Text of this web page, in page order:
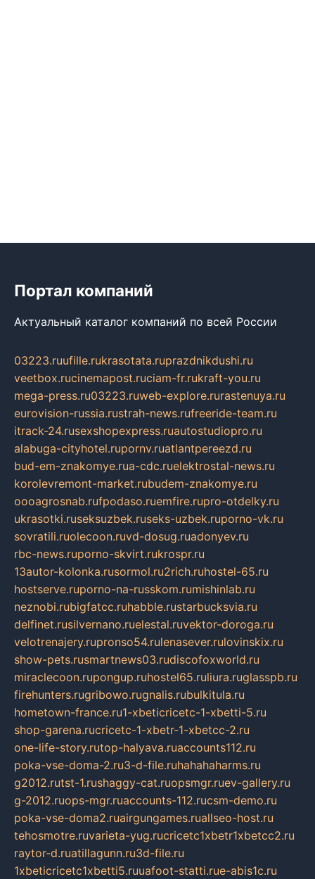
Портал компаний
Актуальный каталог компаний по всей России
03223.ruufille.rukrasotata.ruprazdnikdushi.ru
veetbox.rucinemapost.ruciam-fr.rukraft-you.ru
mega-press.ru03223.ruweb-explore.rurastenuya.ru
eurovision-russia.rustrah-news.rufreeride-team.ru
itrack-24.rusexshopexpress.ruautostudiopro.ru
alabuga-cityhotel.rupornv.ruatlantpereezd.ru
bud-em-znakomye.rua-cdc.ruelektrostal-news.ru
korolevremont-market.rubudem-znakomye.ru
oooagrosnab.rufpodaso.ruemfire.rupro-otdelky.ru
ukrasotki.ruseksuzbek.ruseks-uzbek.ruporno-vk.ru
sovratili.ruolecoon.ruvd-dosug.ruadonyev.ru
rbc-news.ruporno-skvirt.rukrospr.ru
13autor-kolonka.rusormol.ru2rich.ruhostel-65.ru
hostserve.ruporno-na-russkom.rumishinlab.ru
neznobi.rubigfatcc.ruhabble.rustarbucksvia.ru
delfinet.rusilvernano.ruelestal.ruvektor-doroga.ru
velotrenajery.rupronso54.rulenasever.rulovinskix.ru
show-pets.rusmartnews03.rudiscofoxworld.ru
miraclecoon.rupongup.ruhostel65.ruliura.ruglasspb.ru
firehunters.rugribowo.rugnalis.rubulkitula.ru
hometown-france.ru1-xbeticricetc-1-xbetti-5.ru
shop-garena.rucricetc-1-xbetr-1-xbetcc-2.ru
one-life-story.rutop-halyava.ruaccounts112.ru
poka-vse-doma-2.ru3-d-file.ruhahahaharms.ru
g2012.rutst-1.rushaggy-cat.ruopsmgr.ruev-gallery.ru
g-2012.ruops-mgr.ruaccounts-112.rucsm-demo.ru
poka-vse-doma2.ruairgungames.ruallseo-host.ru
tehosmotre.ruvarieta-yug.rucricetc1xbetr1xbetcc2.ru
raytor-d.ruatillagunn.ru3d-file.ru
1xbeticricetc1xbetti5.ruuafoot-statti.rue-abis1c.ru